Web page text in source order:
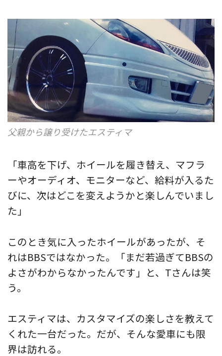
父親から譲り受けたエスティマ
「車高を下げ、ホイールを履き替え、マフラ
ーやオーディオ、モニターなど、給料が入るた
びに、次はどこを変えようかと楽しんでいまし
た」
このとき気に入ったホイールがあったが、そ
れはBBSではなかった。「まだ若過ぎてBBSの
よさがわからなかったんです」と、Tさんは笑
う。
エスティマは、カスタマイズの楽しさを教えて
くれた一台だった。だが、そんな愛車にも限
界は訪れる。